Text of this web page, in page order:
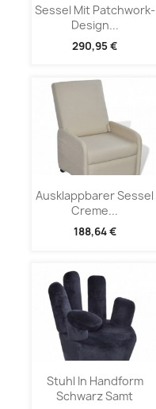
Sessel Mit Patchwork-
Design...
290,95 €
Ausklappbarer Sessel
Creme...
188,64 €
Stuhl In Handform
Schwarz Samt